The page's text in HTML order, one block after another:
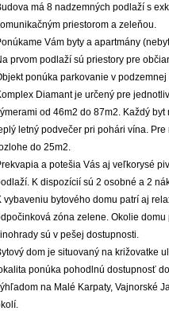
má 8 nadzemných podlaží s
priestorom a zeleňou.
Vám byty a apartmány
prvom podlaží sú priestory pre
ponúka parkovanie v podzemnej
Diamant je určený pre
od 46m2 do 87m2. Každý
letný podvečer pri pohári vína.
do 25m2.
a potešia Vás aj veľkorysé
K dispozícií sú 2 osobné a 2
vybaveniu bytového domu patrí aj
zóna zelene. Okolie
sú v pešej dostupnosti.
dom je situovaný na križovatke
ponúka pohodlnú dostupnosť
na Malé Karpaty, Vajnorské